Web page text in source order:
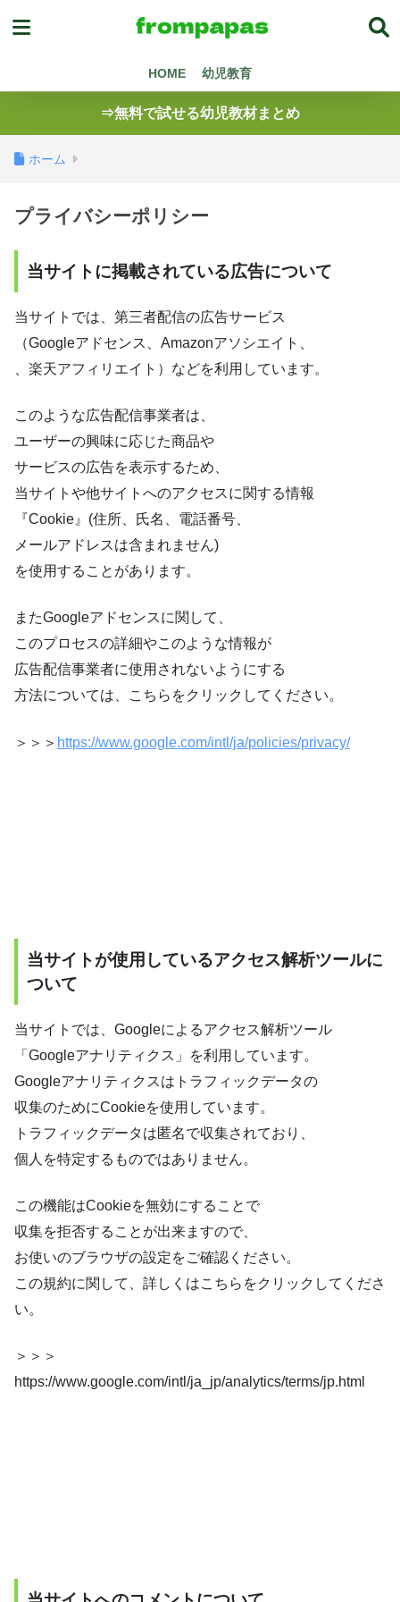
HOME 幼児教育
⇒無料で試せる幼児教材まとめ
ホーム
プライバシーポリシー
当サイトに掲載されている広告について
当サイトでは、第三者配信の広告サービス
（Googleアドセンス、Amazonアソシエイト、
、楽天アフィリエイト）などを利用しています。
このような広告配信事業者は、
ユーザーの興味に応じた商品や
サービスの広告を表示するため、
当サイトや他サイトへのアクセスに関する情報
『Cookie』(住所、氏名、電話番号、
メールアドレスは含まれません)
を使用することがあります。
またGoogleアドセンスに関して、
このプロセスの詳細やこのような情報が
広告配信事業者に使用されないようにする
方法については、こちらをクリックしてください。
＞＞＞ https://www.google.com/intl/ja/policies/privacy/
当サイトが使用しているアクセス解析ツールに
ついて
当サイトでは、Googleによるアクセス解析ツール
「Googleアナリティクス」を利用しています。
Googleアナリティクスはトラフィックデータの
収集のためにCookieを使用しています。
トラフィックデータは匿名で収集されており、
個人を特定するものではありません。
この機能はCookieを無効にすることで
収集を拒否することが出来ますので、
お使いのブラウザの設定をご確認ください。
この規約に関して、詳しくはこちらをクリックしてくださ
い。
＞＞＞
https://www.google.com/intl/ja_jp/analytics/terms/jp.html